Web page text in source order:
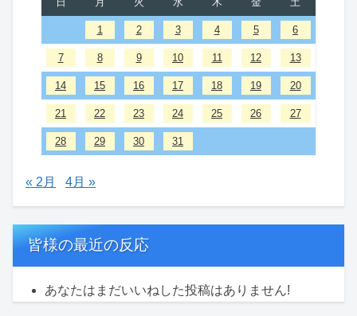
1 2 3 4 5 6
7 8 9 10 11 12 13
14 15 16 17 18 19 20
21 22 23 24 25 26 27
28 29 30 31
« 2月 4月 »
皆様の最近の反応
あなたはまだいいねした投稿はありません!